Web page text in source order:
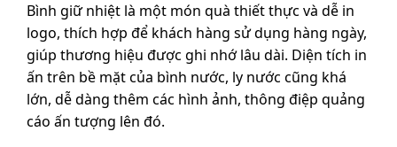
Bình giữ nhiệt là một món quà thiết thực và dễ in
logo, thích hợp để khách hàng sử dụng hàng ngày,
giúp thương hiệu được ghi nhớ lâu dài. Diện tích in
ấn trên bề mặt của bình nước, ly nước cũng khá
lớn, dễ dàng thêm các hình ảnh, thông điệp quảng
cáo ấn tượng lên đó.